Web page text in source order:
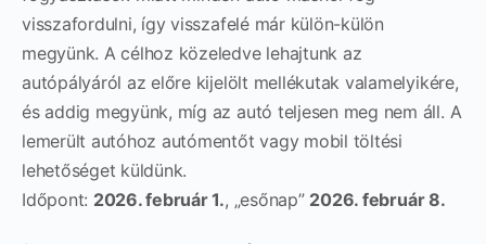
visszafordulni, így visszafelé már külön-külön
megyünk. A célhoz közeledve lehajtunk az
autópályáról az előre kijelölt mellékutak valamelyikére,
és addig megyünk, míg az autó teljesen meg nem áll. A
lemerült autóhoz autómentőt vagy mobil töltési
lehetőséget küldünk.
Időpont: 2026. február 1., „esőnap” 2026. február 8.